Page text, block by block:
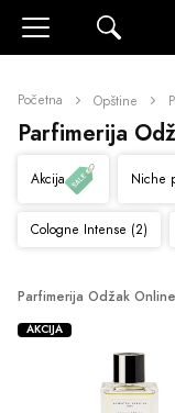
Početna Opštine
Parfimerija
Akcija Niche
Cologne Intense (2)
Parfimerija Odžak
AKCIJA